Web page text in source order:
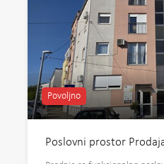
Povoljno
Poslovni prostor